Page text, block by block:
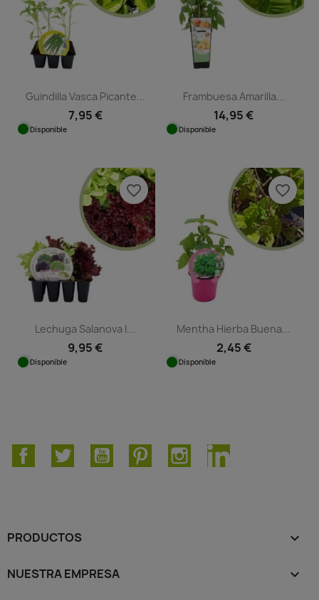
Guindilla Vasca Picante...
7,95 €
Disponible
Frambuesa Amarilla...
14,95 €
Disponible
Lechuga Salanova I...
9,95 €
Disponible
favorite_border
Mentha Hierba Buena...
2,45 €
Disponible
favorite_border
FacebookTwitter YouTube PinterestInstagramLinkedIn
PRODUCTOS 
NUESTRA EMPRESA 